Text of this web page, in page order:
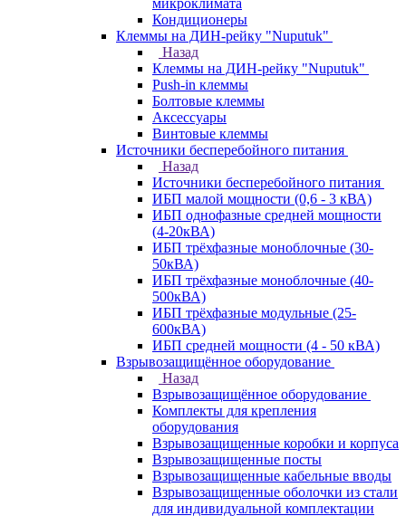
микроклимата
Кондиционеры
Клеммы на ДИН-рейку "Nuputuk"
Назад
Клеммы на ДИН-рейку "Nuputuk"
Push-in клеммы
Болтовые клеммы
Аксессуары
Винтовые клеммы
Источники бесперебойного питания
Назад
Источники бесперебойного питания
ИБП малой мощности (0,6 - 3 кВА)
ИБП однофазные средней мощности
(4-20кВА)
ИБП трёхфазные моноблочные (30-
50кВА)
ИБП трёхфазные моноблочные (40-
500кВА)
ИБП трёхфазные модульные (25-
600кВА)
ИБП средней мощности (4 - 50 кВА)
Взрывозащищённое оборудование
Назад
Взрывозащищённое оборудование
Комплекты для крепления
оборудования
Взрывозащищенные коробки и корпуса
Взрывозащищенные посты
Взрывозащищенные кабельные вводы
Взрывозащищенные оболочки из стали
для индивидуальной комплектации